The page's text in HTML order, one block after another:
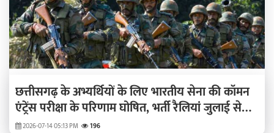
छत्तीसगढ़ के अभ्यर्थियों के लिए भारतीय सेना की कॉमन
एंट्रेंस परीक्षा के परिणाम घोषित, भर्ती रैलियां जुलाई से
शुरू
2026-07-14 05:13 PM 196